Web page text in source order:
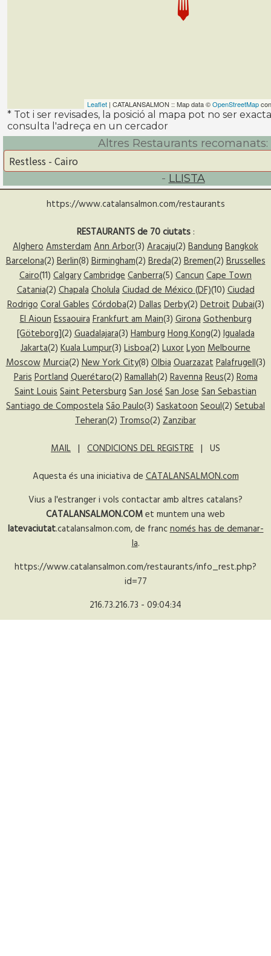
Leaflet | CATALANSALMON :: Map data ©OpenStreetMap
* Tot i ser revisades, la posició al mapa pot no ser
consulta l'adreça en un cercador
Altres Restaurants recomanats:
- LLISTA
https://www.catalansalmon.com/restaurants
RESTAURANTS de 70 ciutats :
AlgheroAmsterdamAnn Arbor(3) Aracaju(2) Bandung Bangkok
Barcelona(2)Berlin(8)Birmingham(2)Breda(2)Bremen(2)Brusselles
Cairo(11) CalgaryCambridgeCanberra(5) CancunCape Town
Catania(2)ChapalaCholulaCiudad de México (DF)(10)Ciudad
RodrigoCoral GablesCórdoba(2)DallasDerby(2)DetroitDubai(3)
El AiounEssaouiraFrankfurt am Main(3)GironaGothenburg
[Göteborg](2)Guadalajara(3)HamburgHong Kong(2)Igualada
Jakarta(2) Kuala Lumpur(3) Lisboa(2) LuxorLyonMelbourne
MoscowMurcia(2)New York City(8)OlbiaOuarzazatPalafrugell(3)
ParisPortlandQuerétaro(2)Ramallah(2)RavennaReus(2)Roma
Saint LouisSaint Petersburg San JoséSan JoseSan Sebastian
Santiago de CompostelaSão Paulo(3) SaskatoonSeoul(2) Setubal
Teheran(2) Tromso(2) Zanzibar
MAIL | CONDICIONS DEL REGISTRE | US
Aquesta és una iniciativa deCATALANSALMON.com
Vius a l'estranger i vols contactar amb altres catalans?
CATALANSALMON.COMet muntem una web
latevaciutat.catalansalmon.com, de francnomés has de demanar-
la.
https://www.catalansalmon.com/restaurants/info_rest.php?
id=77
216.73.216.73 - 09:04:34